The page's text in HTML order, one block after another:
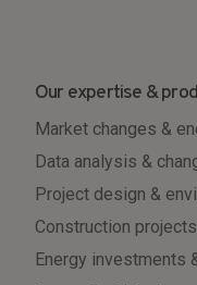
Our expertise &
Market changes &
Data analysis &
Project design &
Construction
Energy investments